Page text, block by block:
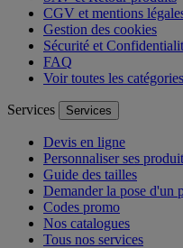
CGV et mentions
Gestion des cookies
Sécurité et
FAQ
Voir toutes les catégories
Services Services
Devis en ligne
Personnaliser ses
Guide des tailles
Demander la pose d'un
Codes promo
Nos catalogues
Tous nos services